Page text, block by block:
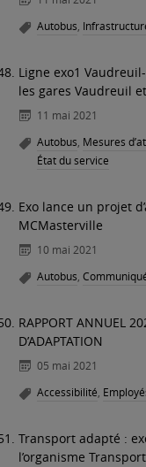
Autobus,
Ligne exo1
les gares Vaudreuil
11 mai 2021
Autobus, Mesures
État du service
Exo lance un projet
MCMasterville
10 mai 2021
Autobus,
RAPPORT ANNUEL
D’ADAPTATION
05 mai 2021
Accessibilité,
Transport adapté :
l’organisme